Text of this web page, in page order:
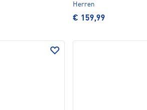
Herren
€ 159,99